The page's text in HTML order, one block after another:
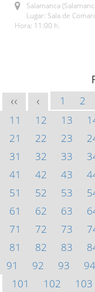
Salamanca
Lugar: Sala de
Hora: 11:00 h.
<< < 1 2
11
12 13
21
22 23
31
32 33
41
42 43
51
52 53
61
62 63
71
72 73
81
82 83
91
92 93 94
101
102 103